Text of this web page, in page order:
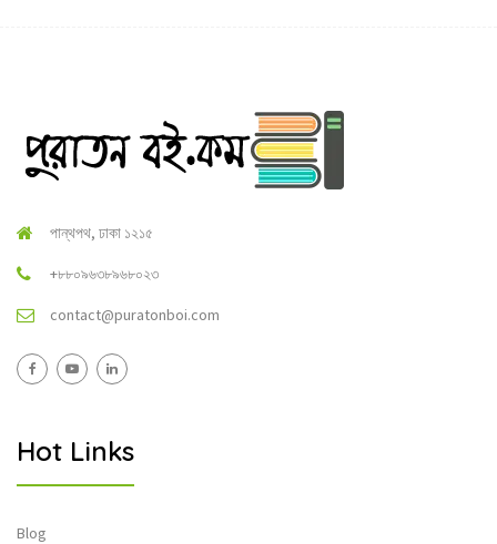
পান্থপথ, ঢাকা ১২১৫
+৮৮০৯৬৩৮৯৬৮০২৩
contact@puratonboi.com
Hot Links
Blog